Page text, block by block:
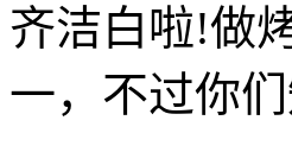
齐洁白啦!做
一，不过你